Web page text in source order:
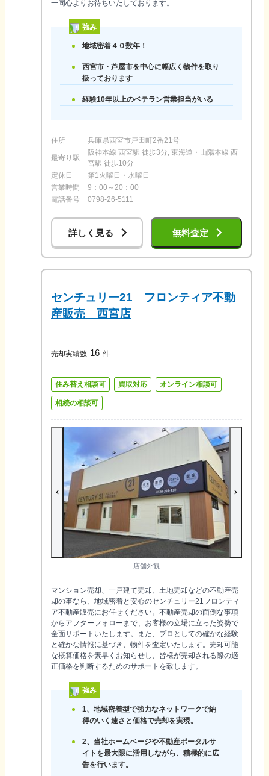
一同心よりお待ちいたしております。
強み
地域密着４０数年！
西宮市・芦屋市を中心に幅広く物件を取り
扱っております
経験10年以上のベテラン営業担当がいる
住所 兵庫県西宮市戸田町2番21号
最寄り駅
阪神本線 西宮駅 徒歩3分, 東海道・山陽本線 西
宮駅 徒歩10分
定休日
第1火曜日・水曜日
営業時間
9：00～20：00
電話番号
0798-26-5111
詳しく見る 無料査定
センチュリー21 フロンティア不動
産販売 西宮店
売却実績数 16 件
住み替え相談可 買取対応 オンライン相談可
相続の相談可
店舗外観
マンション売却、一戸建て売却、土地売却などの不動産売
却の事なら、地域密着と安心のセンチュリー21フロンティ
ア不動産販売にお任せください。不動産売却の面倒な事項
からアフターフォローまで、お客様の立場に立った姿勢で
全面サポートいたします。また、プロとしての確かな経験
と確かな情報に基づき、物件を査定いたします。売却可能
な概算価格を素早くお知らせし、皆様が売却される際の適
正価格を判断するためのサポートを致します。
強み
1、地域密着型で強力なネットワークで納
得のいく速さと価格で売却を実現。
2、当社ホームページや不動産ポータルサ
イトを最大限に活用しながら、積極的に広
告を行います。